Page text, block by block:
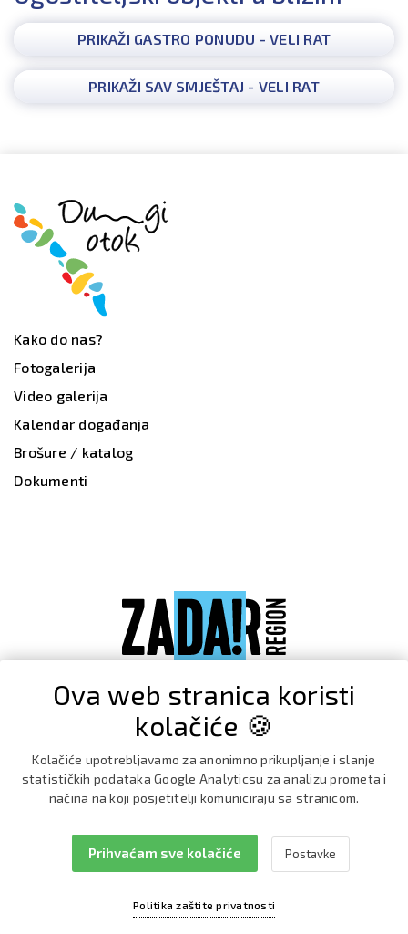
PRIKAŽI GASTRO PONUDU - VELI RAT
PRIKAŽI SAV SMJEŠTAJ - VELI RAT
Kako do nas?
Fotogalerija
Video galerija
Kalendar događanja
Brošure / katalog
Dokumenti
Instagram
Ova web stranica koristi
kolačiće 🍪
Kolačiće upotrebljavamo za anonimno prikupljanje i slanje
statističkih podataka Google Analyticsu za analizu prometa i
načina na koji posjetitelji komuniciraju sa stranicom.
Politika zaštite privatnosti
Prihvaćam sve kolačiće Postavke